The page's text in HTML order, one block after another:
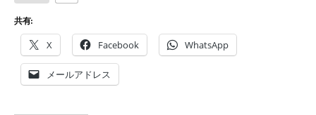
共有:
X Facebook WhatsApp
メールアドレス